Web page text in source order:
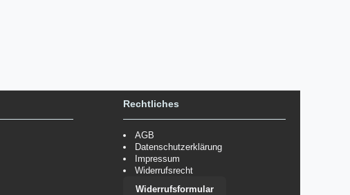
Rechtliches
AGB
Datenschutzerklärung
Impressum
Widerrufsrecht
Widerrufsformular